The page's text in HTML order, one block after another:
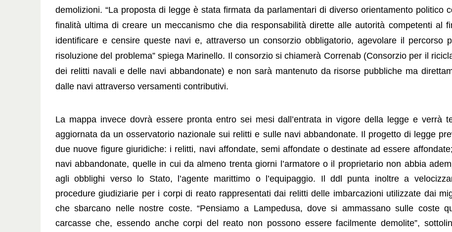
demolizioni. “La proposta di legge è stata firmata da parlamentari di diverso orientamento politico
finalità ultima di creare un meccanismo che dia responsabilità dirette alle autorità competenti al
identificare e censire queste navi e, attraverso un consorzio obbligatorio, agevolare il percorso
risoluzione del problema” spiega Marinello. Il consorzio si chiamerà Correnab (Consorzio per il
dei relitti navali e delle navi abbandonate) e non sarà mantenuto da risorse pubbliche ma
dalle navi attraverso versamenti contributivi.
La mappa invece dovrà essere pronta entro sei mesi dall’entrata in vigore della legge e verrà
aggiornata da un osservatorio nazionale sui relitti e sulle navi abbandonate. Il progetto di legge
due nuove figure giuridiche: i relitti, navi affondate, semi affondate o destinate ad essere
navi abbandonate, quelle in cui da almeno trenta giorni l’armatore o il proprietario non abbia
agli obblighi verso lo Stato, l’agente marittimo o l’equipaggio. Il ddl punta inoltre a
procedure giudiziarie per i corpi di reato rappresentati dai relitti delle imbarcazioni utilizzate dai
che sbarcano nelle nostre coste. “Pensiamo a Lampedusa, dove si ammassano sulle coste
carcasse che, essendo anche corpi del reato non possono essere facilmente demolite”,